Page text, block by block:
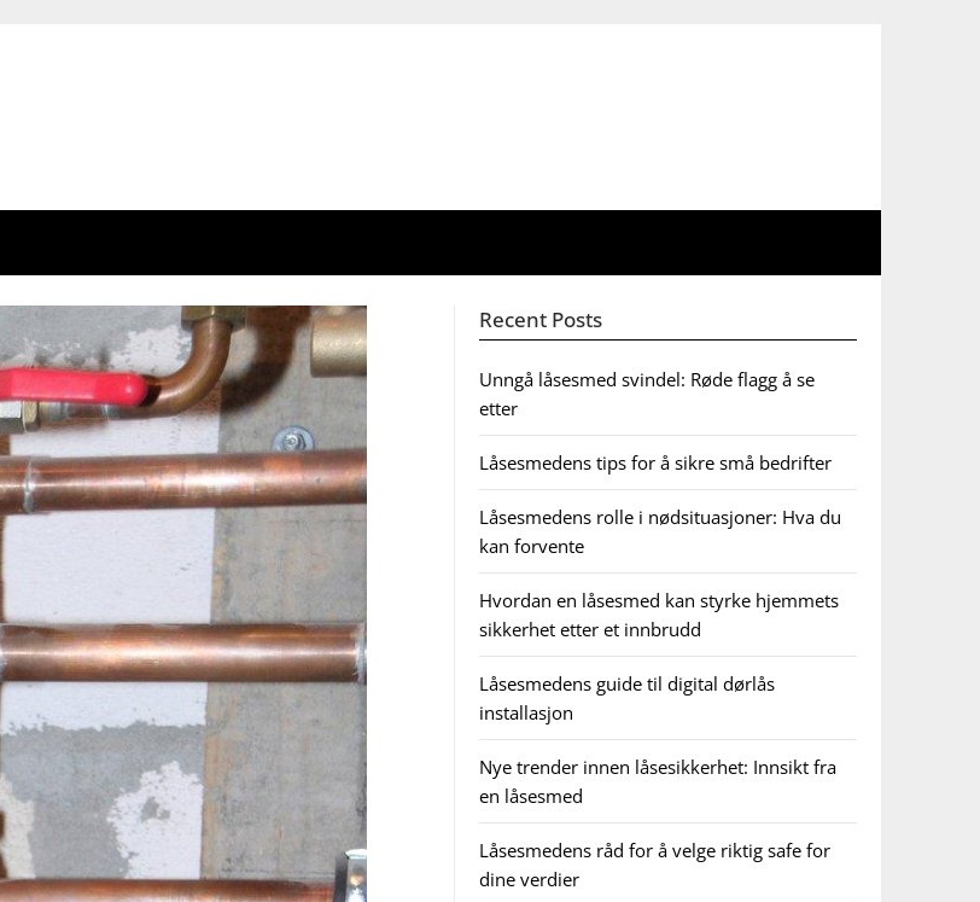
Recent Posts
Unngå låsesmed svindel: Røde flagg å se
etter
Låsesmedens tips for å sikre små bedrifter
Låsesmedens rolle i nødsituasjoner: Hva du
kan forvente
Hvordan en låsesmed kan styrke hjemmets
sikkerhet etter et innbrudd
Låsesmedens guide til digital dørlås
installasjon
Nye trender innen låsesikkerhet: Innsikt fra
en låsesmed
Låsesmedens råd for å velge riktig safe for
dine verdier